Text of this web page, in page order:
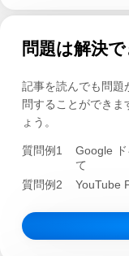
問題は解決
記事を読んでも問題
問することができま
ょう。
質問例1
Google ド
て
質問例2
YouTube